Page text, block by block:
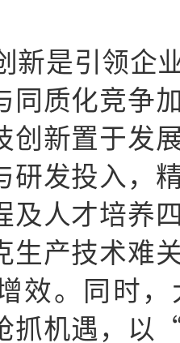
新是引领企
同质化竞争
创新置于发
研发投入，
及人才培养
生产技术难
效。同时
抓机遇，以